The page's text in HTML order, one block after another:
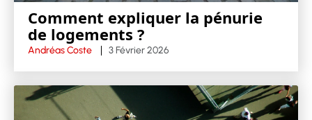
Comment expliquer la pénurie
de logements ?
Andréas Coste 3 Février 2026